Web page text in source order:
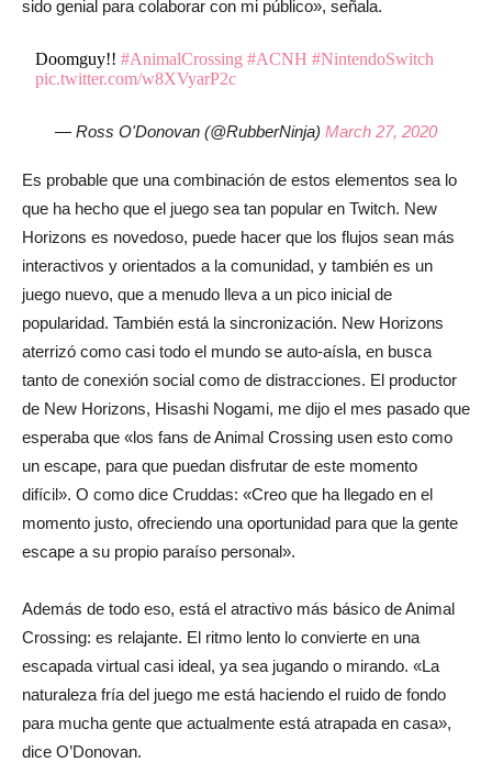
sido genial para colaborar con mi público», señala.
Doomguy!!#AnimalCrossing #ACNH #NintendoSwitch
pic.twitter.com/w8XVyarP2c
— Ross O'Donovan (@RubberNinja) March 27, 2020
Es probable que una combinación de estos elementos sea lo
que ha hecho que el juego sea tan popular en Twitch. New
Horizons es novedoso, puede hacer que los flujos sean más
interactivos y orientados a la comunidad, y también es un
juego nuevo, que a menudo lleva a un pico inicial de
popularidad. También está la sincronización. New Horizons
aterrizó como casi todo el mundo se auto-aísla, en busca
tanto de conexión social como de distracciones. El productor
de New Horizons, Hisashi Nogami, me dijo el mes pasado que
esperaba que «los fans de Animal Crossing usen esto como
un escape, para que puedan disfrutar de este momento
difícil». O como dice Cruddas: «Creo que ha llegado en el
momento justo, ofreciendo una oportunidad para que la gente
escape a su propio paraíso personal».
Además de todo eso, está el atractivo más básico de Animal
Crossing: es relajante. El ritmo lento lo convierte en una
escapada virtual casi ideal, ya sea jugando o mirando. «La
naturaleza fría del juego me está haciendo el ruido de fondo
para mucha gente que actualmente está atrapada en casa»,
dice O’Donovan.